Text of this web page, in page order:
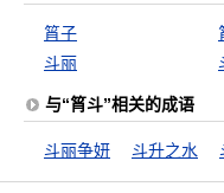
筲子
斗丽
与“筲斗”相关的成语
斗丽争妍 斗升之水